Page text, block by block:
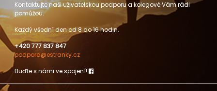
Kontaktujte naši uživatelskou podporu a kolegové Vám rádi
pomůžou.
Každý všední den od 8 do 16 hodin.
+420 777 837 847
podpora@estranky.cz
Buďte s námi ve spojení!